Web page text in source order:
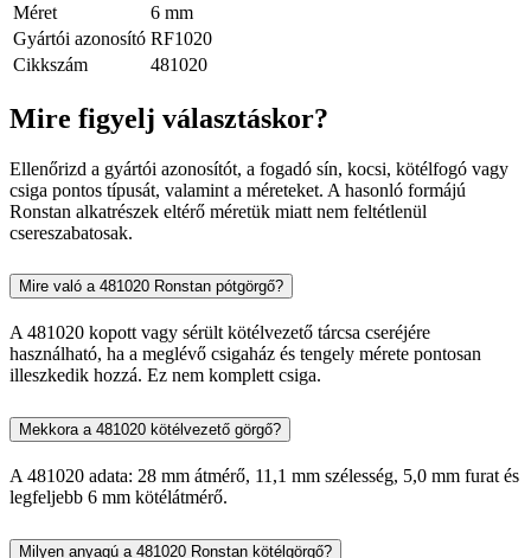
Méret
6 mm
Gyártói azonosító RF1020
Cikkszám
481020
Mire figyelj választáskor?
Ellenőrizd a gyártói azonosítót, a fogadó sín, kocsi, kötélfogó vagy
csiga pontos típusát, valamint a méreteket. A hasonló formájú
Ronstan alkatrészek eltérő méretük miatt nem feltétlenül
csereszabatosak.
Mire való a 481020 Ronstan pótgörgő?
A 481020 kopott vagy sérült kötélvezető tárcsa cseréjére
használható, ha a meglévő csigaház és tengely mérete pontosan
illeszkedik hozzá. Ez nem komplett csiga.
Mekkora a 481020 kötélvezető görgő?
A 481020 adata: 28 mm átmérő, 11,1 mm szélesség, 5,0 mm furat és
legfeljebb 6 mm kötélátmérő.
Milyen anyagú a 481020 Ronstan kötélgörgő?